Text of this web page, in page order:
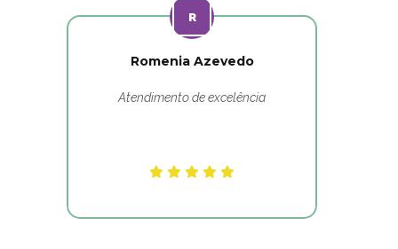
Romenia Azevedo
Atendimento de excelência